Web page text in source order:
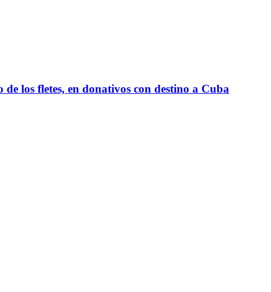
los fletes, en donativos con destino a Cuba